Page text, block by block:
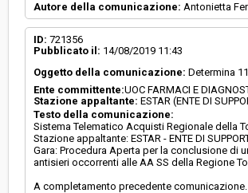
Autore della comunicazione: Antonietta
ID: 721356
Pubblicato il: 14/08/2019 11:43
Oggetto della comunicazione: Determina
Ente committente:UOC FARMACI E
Stazione appaltante: ESTAR (ENTE DI
Testo della comunicazione:
Sistema Telematico Acquisti Regionale della
Stazione appaltante: ESTAR - ENTE DI
Gara: Procedura Aperta per la conclusione di
antisieri occorrenti alle AA SS della Regione
A completamento precedente comunicazione.